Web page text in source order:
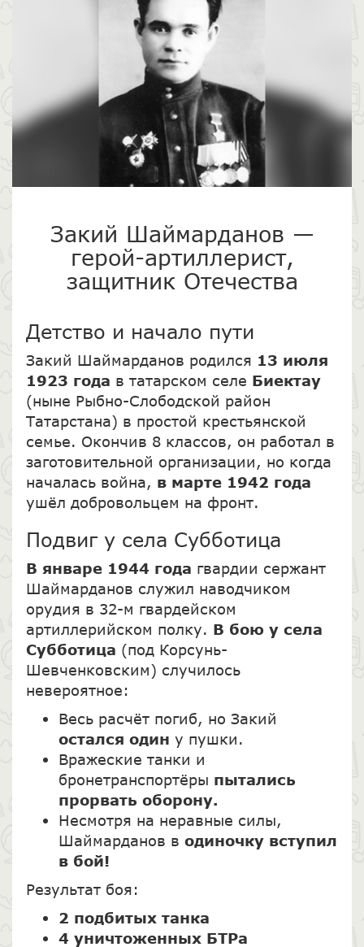
Закий Шаймарданов —
герой-артиллерист,
защитник Отечества
Детство и начало пути
Закий Шаймарданов родился 13 июля
1923 года в татарском селе Биектау
(ныне Рыбно-Слободской район
Татарстана) в простой крестьянской
семье. Окончив 8 классов, он работал в
заготовительной организации, но когда
началась война, в марте 1942 года
ушёл добровольцем на фронт.
Подвиг у села Субботица
В январе 1944 года гвардии сержант
Шаймарданов служил наводчиком
орудия в 32-м гвардейском
артиллерийском полку. В бою у села
Субботица (под Корсунь-
Шевченковским) случилось
невероятное:
Весь расчёт погиб, но Закий
остался один у пушки.
Вражеские танки и
бронетранспортёры пытались
прорвать оборону.
Несмотря на неравные силы,
Шаймарданов в одиночку вступил
в бой!
Результат боя:
2 подбитых танка
4 уничтоженных БТРа